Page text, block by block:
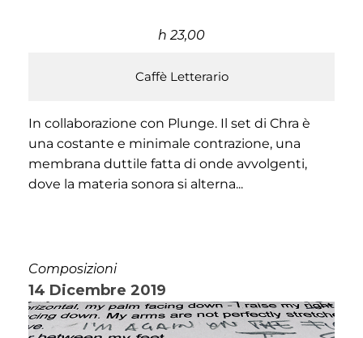
h 23,00
Caffè Letterario
In collaborazione con Plunge. Il set di Chra è
una costante e minimale contrazione, una
membrana duttile fatta di onde avvolgenti,
dove la materia sonora si alterna...
Composizioni
14 Dicembre 2019